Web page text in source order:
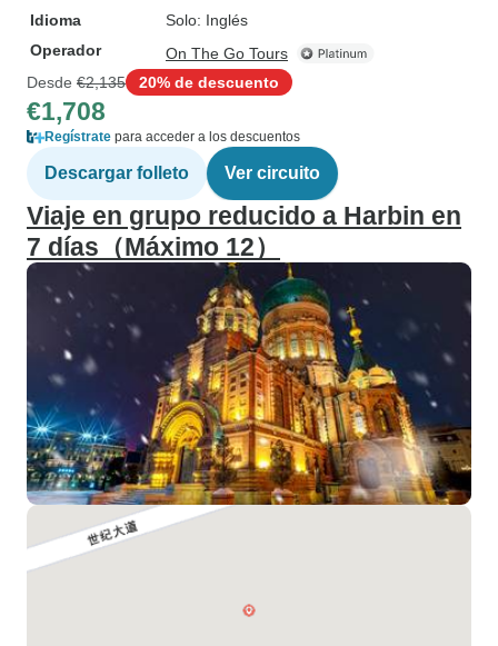
Idioma
Solo: Inglés
Operador
On The Go Tours
Desde €2,135 20% de descuento
€1,708
Regístrate para acceder a los descuentos
Descargar folleto Ver circuito
Viaje en grupo reducido a Harbin en
7 días（Máximo 12）